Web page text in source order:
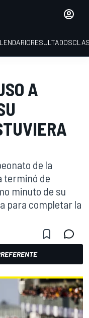
RESULTADOS
A
de la
terminó de
minuto de su
para completar la